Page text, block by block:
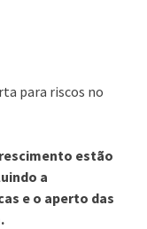
para riscos no
estão
a
e o aperto das